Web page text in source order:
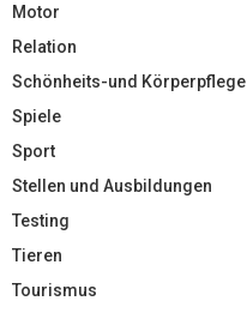
Motor
Relation
Schönheits-und Körperpflege
Spiele
Sport
Stellen und Ausbildungen
Testing
Tieren
Tourismus